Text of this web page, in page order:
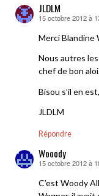
JLDLM
dit :
15 octobre 2012 à
Merci Blandine
Nous autres
chef de bon
Bisou s’il en est,
JLDLM
Répondre
Wooody
dit :
15 octobre 2012 à
C’est Woody